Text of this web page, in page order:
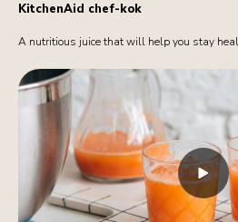
KitchenAid chef-kok
A nutritious juice that will help you stay